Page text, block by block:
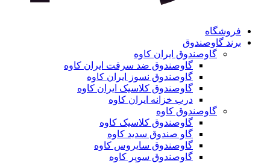
فروشگاه
برند گاوصندوق
گاوصندوق ایران کاوه
گاوصندوق ضد سرقت ایران کاوه
گاوصندوق نسوز ایران کاوه
گاوصندوق کلاسیک ایران کاوه
درب خزانه ایران کاوه
گاوصندوق کاوه
گاوصندوق کلاسیک کاوه
گاو صندوق سدید کاوه
گاوصندوق سایروس کاوه
گاوصندوق سوپر کاوه